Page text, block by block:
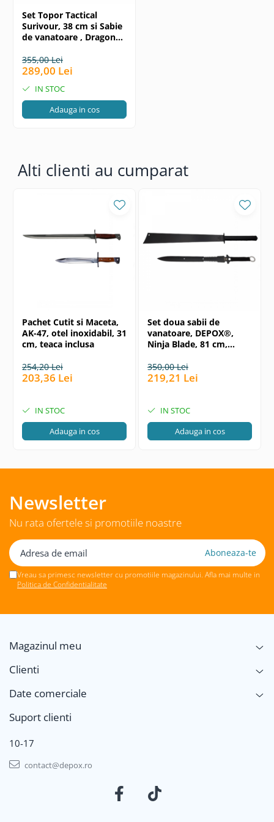
Set Topor Tactical
Surivour, 38 cm si Sabie
de vanatoare , Dragon
de aruncat si teaca
incluse
355,00 Lei
289,00 Lei
IN STOC
Adauga in cos
Alti clienti au cumparat
Pachet Cutit si Maceta,
AK-47, otel inoxidabil, 31
cm, teaca inclusa
254,20 Lei
203,36 Lei
IN STOC
Adauga in cos
Set doua sabii de
vanatoare, DEPOX®,
Ninja Blade, 81 cm,
350,00 Lei
219,21 Lei
IN STOC
Adauga in cos
Newsletter
Nu rata ofertele si promotiile noastre
Vreau sa primesc newsletter cu promotiile magazinului. Afla mai multe in
Politica de Confidentialitate
Magazinul meu
Clienti
Date comerciale
Suport clienti
10-17
contact@depox.ro